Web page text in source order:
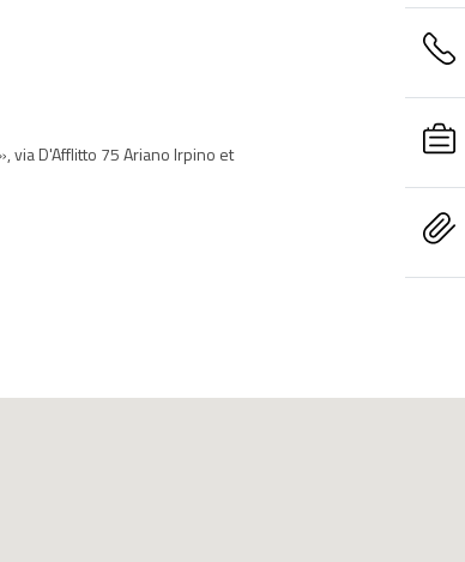
via D'Afflitto 75 Ariano Irpino et